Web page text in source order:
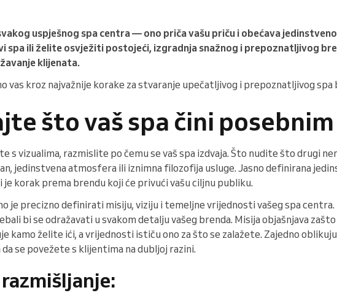
uspješnog spa centra — ono priča vašu priču i obećava
spa ili želite osvježiti postojeći, izgradnja snažnog i prepoznatljivog
klijenata.
vas kroz najvažnije korake za stvaranje upečatljivog i prepoznatljivog spa
što vaš spa čini posebnim
s vizualima, razmislite po čemu se vaš spa izdvaja. Što nudite što drugi
jedinstvena atmosfera ili iznimna filozofija usluge. Jasno definirana
korak prema brendu koji će privući vašu ciljnu publiku.
je precizno definirati misiju, viziju i temeljne vrijednosti vašeg spa
bi se odražavati u svakom detalju vašeg brenda. Misija objašnjava zašto
kamo želite ići, a vrijednosti ističu ono za što se zalažete. Zajedno
se povežete s klijentima na dubljoj razini.